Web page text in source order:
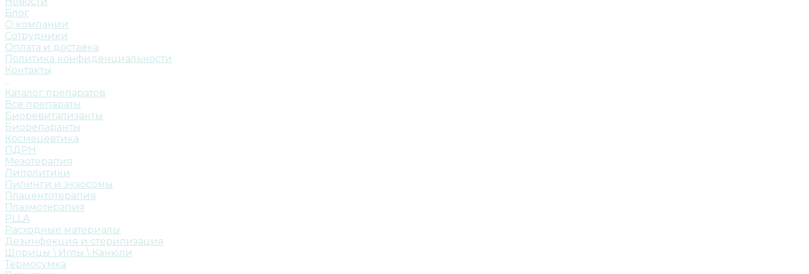
Блог
О компании
Сотрудники
Оплата и доставка
Политика конфиденциальности
Контакты
...
Каталог препаратов
Все препараты
Биоревитализанты
Биорепаранты
Космецевтика
ПДРН
Мезотерапия
Липолитики
Пилинги и экзосомы
Плацентотерапия
Плазмотерапия
PLLA
Расходные материалы
Дезинфекция и стерилизация
Шприцы \ Иглы \ Канюли
Термосумка